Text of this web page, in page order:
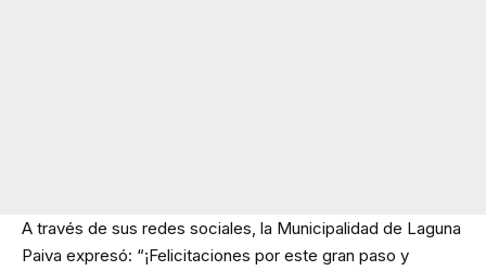
A través de sus redes sociales, la Municipalidad de Laguna
Paiva expresó: “¡Felicitaciones por este gran paso y